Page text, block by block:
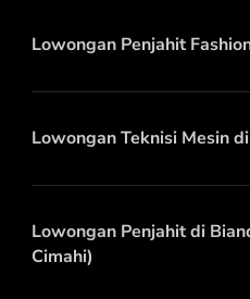
Lowongan Penjahit
Lowongan Teknisi Mesin
Lowongan Penjahit di
Cimahi)